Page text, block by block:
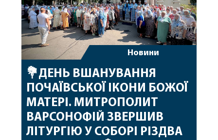
Новини
💐ДЕНЬ ВШАНУВАННЯ
ПОЧАЇВСЬКОЇ ІКОНИ БОЖОЇ
МАТЕРІ. МИТРОПОЛИТ
ВАРСОНОФІЙ ЗВЕРШИВ
ЛІТУРГІЮ У СОБОРІ РІЗДВА